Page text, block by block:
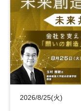
2026/8/25(火)